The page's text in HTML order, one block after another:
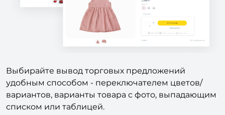
Выбирайте вывод торговых предложений
удобным способом - переключателем цветов/
вариантов, варианты товара с фото, выпадающим
списком или таблицей.